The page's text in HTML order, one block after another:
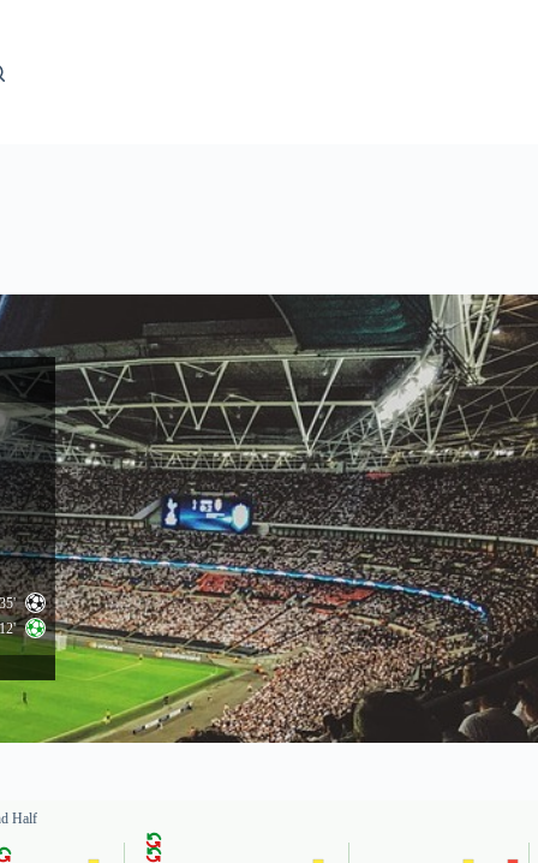
35'
Half